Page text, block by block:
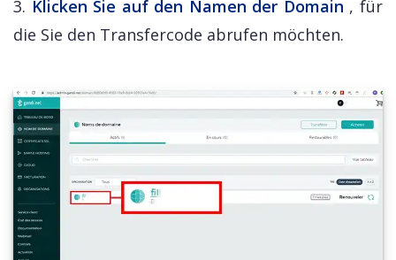
3. Klicken Sie auf den Namen der Domain , für
die Sie den Transfercode abrufen möchten.